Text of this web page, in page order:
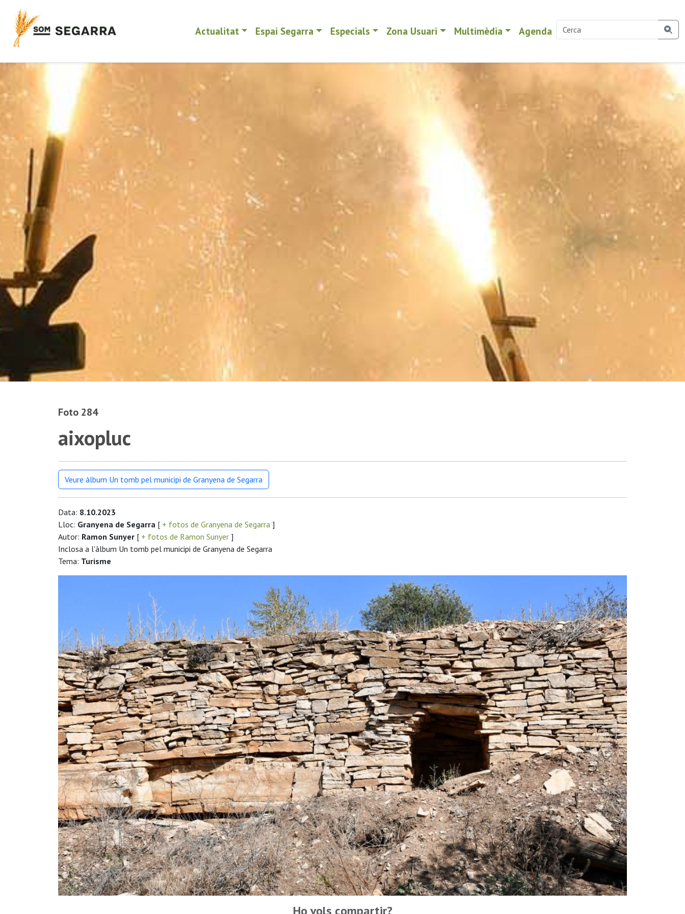
Actualitat Espai Segarra Especials Zona Usuari Multimèdia Agenda
Foto 284
aixopluc
Veure àlbum Un tomb pel municipi de Granyena de Segarra
Data: 8.10.2023
Lloc: Granyena de Segarra [ + fotos de Granyena de Segarra ]
Autor: Ramon Sunyer [ + fotos de Ramon Sunyer ]
Inclosa a l'àlbum Un tomb pel municipi de Granyena de Segarra
Tema: Turisme
Ho vols compartir?